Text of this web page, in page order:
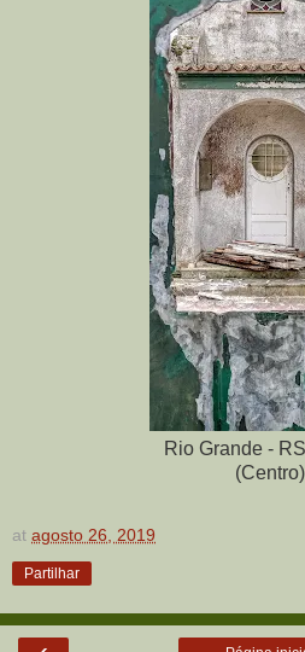
Rio Grande -
(Centro)
at agosto 26, 2019
Partilhar